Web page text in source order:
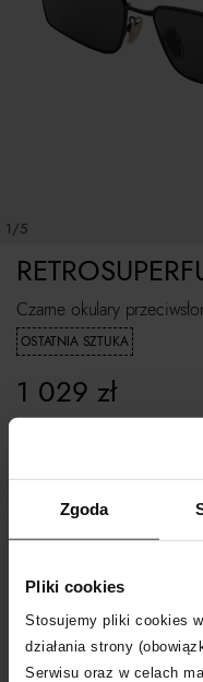
Zgoda
Pliki cookies
Stosujemy pliki cookies
działania strony
Serwisu oraz w celach
1/5
Czarne okulary
OSTATNIA SZTUKA
1 029 zł
Dostawa
14 dni na zwrot towaru